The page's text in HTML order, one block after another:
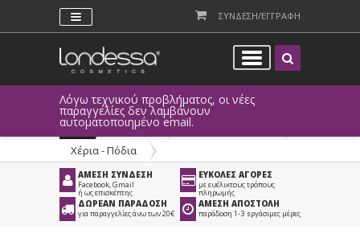
ΣΥΝΔΕΣΗ/ΕΓΓΡΑΦΗ
Λόγω τεχνικού προβλήματος, οι νέες
παραγγελίες δεν λαμβάνουν
αυτοματοποιημένο email.
Προϊόντα > Νέα Σειρά Titania
Χέρια - Πόδια
ΑΜΕΣΗ ΣΥΝΔΕΣΗ
Facebook, Gmail
ή ως επισκέπτης
ΕΥΚΟΛΕΣ ΑΓΟΡΕΣ
με ευέλικτους τρόπους
πληρωμής
ΔΩΡΕΑΝ ΠΑΡΑΔΟΣΗ
για παραγγελίες άνω των 20€
ΑΜΕΣΗ ΑΠΟΣΤΟΛΗ
παράδοση 1-3 εργάσιμες μέρες